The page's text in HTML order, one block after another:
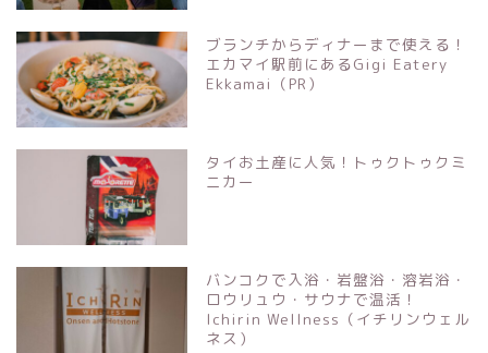
ブランチからディナーまで使える！
エカマイ駅前にあるGigi Eatery
Ekkamai（PR）
タイお土産に人気！トゥクトゥクミ
ニカー
バンコクで入浴・岩盤浴・溶岩浴・
ロウリュウ・サウナで温活！
Ichirin Wellness（イチリンウェル
ネス）